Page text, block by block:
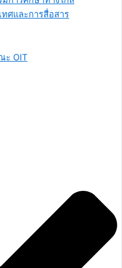
ศและการสื่อสาร
ะ OIT